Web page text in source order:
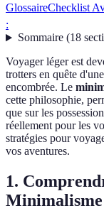
GlossaireChecklist
:
Sommaire(18
Voyager léger est
trotters en quête
encombrée. Le
cette philosophie,
que sur les
réellement pour les
stratégies pour
vos aventures.
1.
Minimalisme